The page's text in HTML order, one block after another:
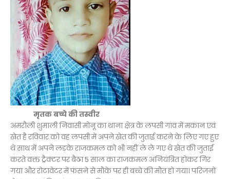
मृतक बच्चे की तस्वीर
अमरौली शुमाली निवासी मोनू का थाना क्षेत्र के लपसी गांव में मकान एवं
खेत है रविवार को वह लपसी में अपने खेत की जुताई करने के लिए गए हुए
थे साथ में अपने लड़के राजकमल को भी नहीं ले ले गए थे खेत की जुताई
करते वक्त ट्रैक्टर पर बैठा 5 साल का राजकमल अनियंत्रित होकर गिर
गया और रोटावेटर में फंसने से मौके पर ही बच्चे की मौत हो गया। परिजनों